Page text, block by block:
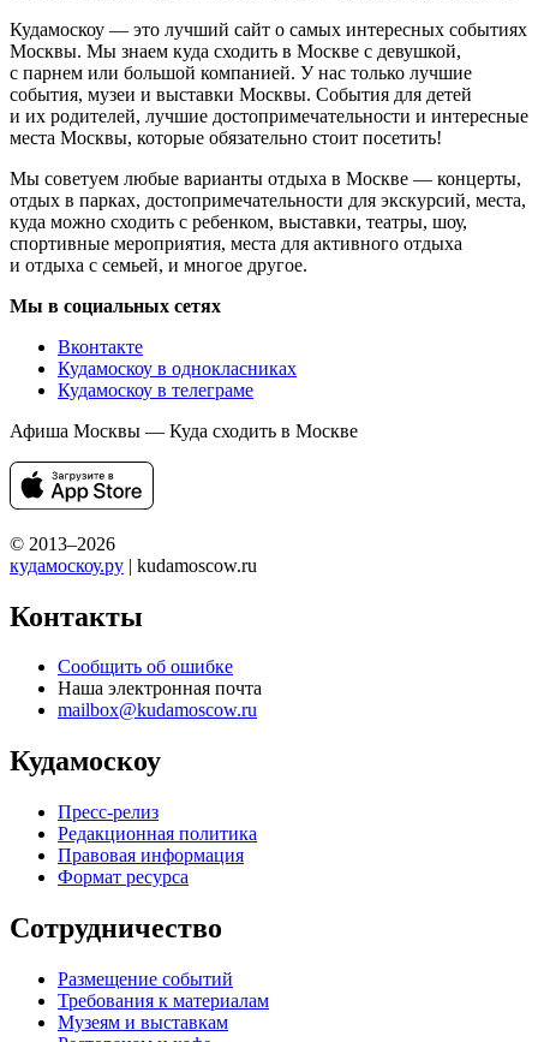
Кудамоскоу — это лучший сайт о самых интересных событиях
Москвы. Мы знаем куда сходить в Москве с девушкой,
с парнем или большой компанией. У нас только лучшие
события, музеи и выставки Москвы. События для детей
и их родителей, лучшие достопримечательности и интересные
места Москвы, которые обязательно стоит посетить!
Мы советуем любые варианты отдыха в Москве — концерты,
отдых в парках, достопримечательности для экскурсий, места,
куда можно сходить с ребенком, выставки, театры, шоу,
спортивные мероприятия, места для активного отдыха
и отдыха с семьей, и многое другое.
Мы в социальных сетях
Вконтакте
Кудамоскоу в однокласниках
Кудамоскоу в телеграме
Афиша Москвы — Куда сходить в Москве
© 2013–2026
кудамоскоу.ру | kudamoscow.ru
Контакты
Сообщить об ошибке
Наша электронная почта
mailbox@kudamoscow.ru
Кудамоскоу
Пресс-релиз
Редакционная политика
Правовая информация
Формат ресурса
Сотрудничество
Размещение событий
Требования к материалам
Музеям и выставкам